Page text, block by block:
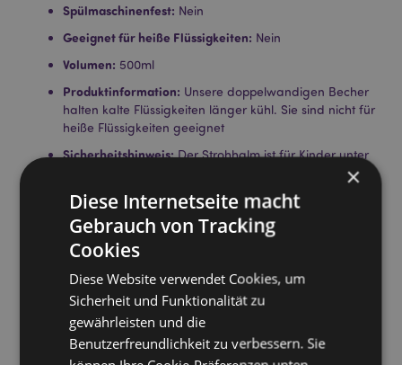
Spülmaschinenfest: Nein
Geeignet für heiße Flüssigkeiten: Nein
Volumen: 500ml
Produktinformation: Unsere doppelwandigen Becher
halten kalte Flüssigkeiten länger kühl. Sie sind nicht für
heiße Flüssigkeiten geeignet
Sicherheitshinweis:Der Strohhalm ist für Kinder unter
Lizenz-Informationen:Dieses Produkt ist für die unten
aufgeführten Länder vollständig lizenziert. Wenn Sie
sich außerhalb dieser Gebiete befinden, versuchen
Sie bitte nicht, dieses Produkt zu kaufen. Andernfalls
wird es aus Ihrer Bestellung entfernt. Für weitere
Informationen wenden Sie sich bitte an unseren
Kundenservice.
Lizenzierte Gebiete: Åland-Inseln, Albanien,
Österreich, Azoren (Portugal), Bahrain, Balearen
(Spanien), Belgien, Bermuda, Bosnien und
×
Diese Internetseite macht
Gebrauch von Tracking
Cookies
Diese Website verwendet Cookies, um
Sicherheit und Funktionalität zu
gewährleisten und die
Benutzerfreundlichkeit zu verbessern. Sie